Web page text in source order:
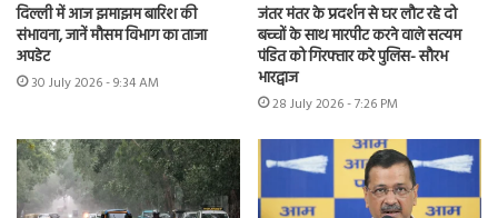
दिल्ली में आज झमाझम बारिश की
संभावना, जानें मौसम विभाग का ताजा
अपडेट
30 July 2026 - 9:34 AM
जंतर मंतर के प्रदर्शन से घर लौट रहे दो
बच्चों के साथ मारपीट करने वाले सत्यम
पंडित को गिरफ्तार करे पुलिस- सौरभ
भारद्वाज
28 July 2026 - 7:26 PM